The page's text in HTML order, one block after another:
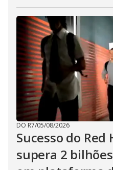
DO R7/05/08/2026
Sucesso do
supera 2